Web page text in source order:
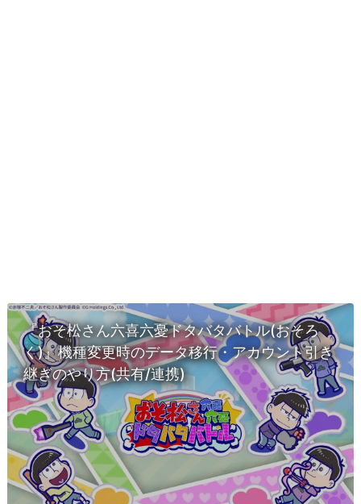
『おそ松さん六喜六憂ドタバタバトル(おそろ
く)』機種変更時のデータ移行・アカウント引き
継ぎのやり方(共有/連携)